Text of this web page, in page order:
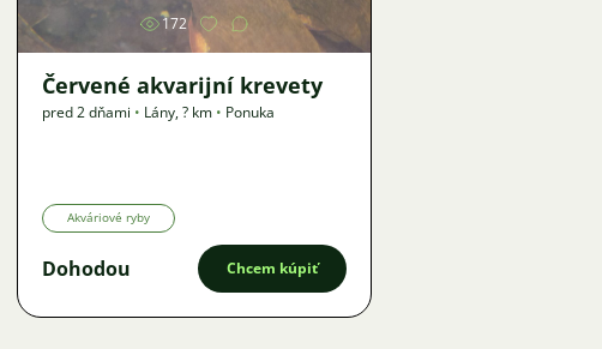
172
Červené akvarijní krevety
pred 2 dňami • Lány,? km • Ponuka
Akváriové ryby
Dohodou Chcem kúpiť